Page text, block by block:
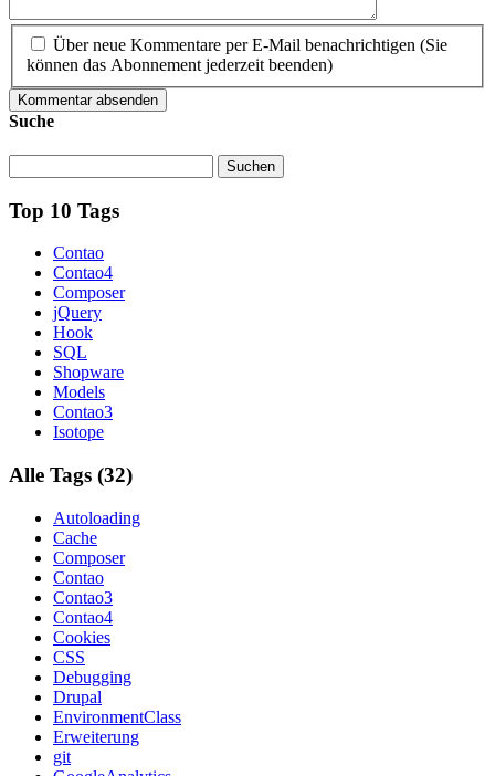
Über neue Kommentare per E-Mail benachrichtigen (Sie
können das Abonnement jederzeit beenden)
Kommentar absenden
Suche
Suchen
Top 10 Tags
Contao
Contao4
Composer
jQuery
Hook
SQL
Shopware
Models
Contao3
Isotope
Alle Tags (32)
Autoloading
Cache
Composer
Contao
Contao3
Contao4
Cookies
CSS
Debugging
Drupal
EnvironmentClass
Erweiterung
git